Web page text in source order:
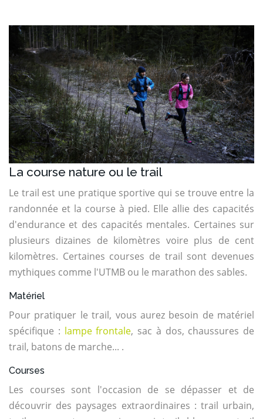
La course nature ou le trail
Le trail est une pratique sportive qui se trouve entre la
randonnée et la course à pied. Elle allie des capacités
d'endurance et des capacités mentales. Certaines sur
plusieurs dizaines de kilomètres voire plus de cent
kilomètres. Certaines courses de trail sont devenues
mythiques comme l'UTMB ou le marathon des sables.
Matériel
Pour pratiquer le trail, vous aurez besoin de matériel
spécifique : lampe frontale, sac à dos, chaussures de
trail, batons de marche... .
Courses
Les courses sont l'occasion de se dépasser et de
découvrir des paysages extraordinaires : trail urbain,